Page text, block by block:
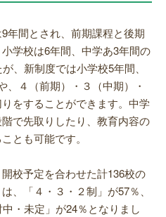
年間とされ、前期課程と後期
学校は6年間、中学あ3年間の
、新制度では小学校5年間、
、４（前期）・３（中期）・
をすることができます。中学
で先取りしたり、教育内容の
とも可能です。
校予定を合わせた計136校の
、「４・３・２制」が57％、
・未定」が24％となりまし